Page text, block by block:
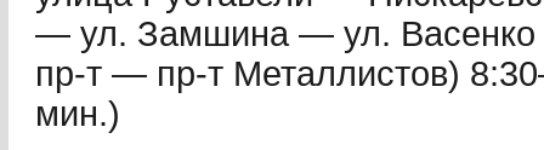
— ул. Замшина — ул. Васенко
пр-т — пр-т Металлистов)
мин.)